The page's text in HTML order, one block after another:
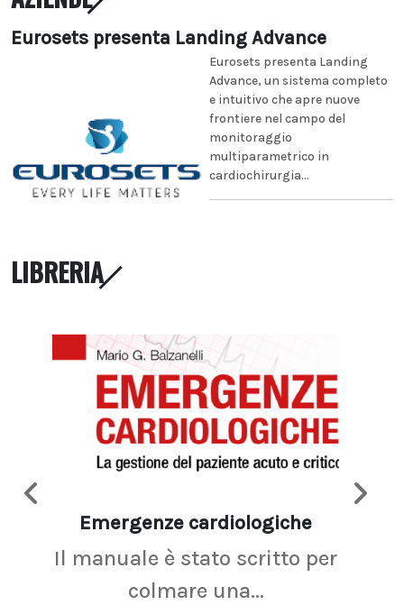
Eurosets presenta Landing Advance
Eurosets presenta Landing
Advance, un sistema completo
e intuitivo che apre nuove
frontiere nel campo del
monitoraggio
multiparametrico in
cardiochirurgia...
LIBRERIA
Emergenze cardiologiche
Il manuale è stato scritto per
colmare una...